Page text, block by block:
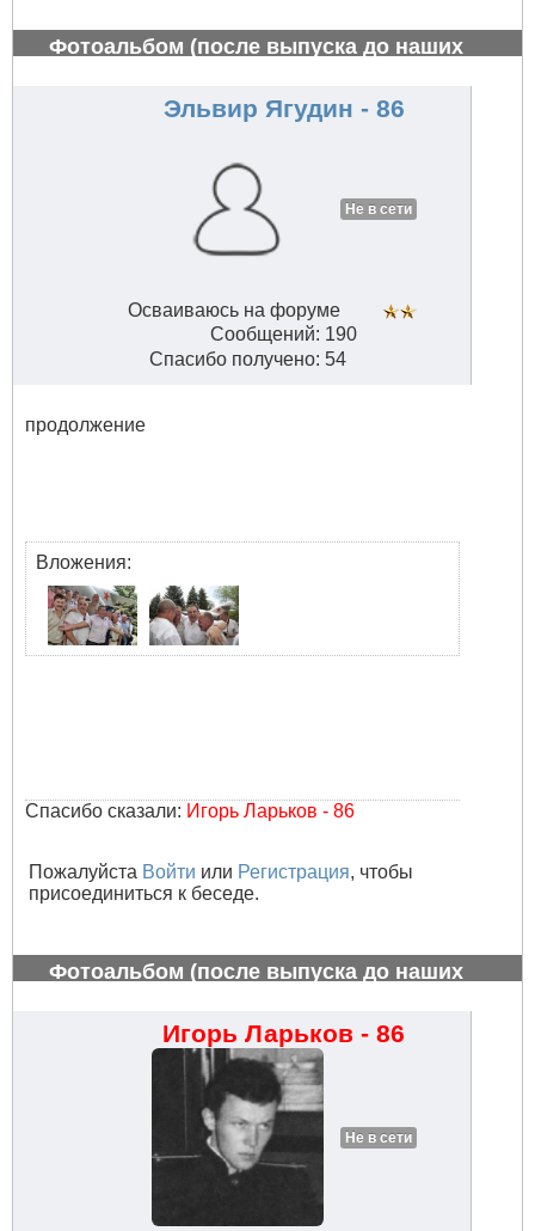
Фотоальбом (после выпуска до наших
Эльвир Ягудин - 86
Не в сети
Осваиваюсь на форуме
Сообщений: 190
Спасибо получено: 54
продолжение
Вложения:
Спасибо сказали: Игорь Ларьков - 86
Пожалуйста Войти или Регистрация, чтобы
присоединиться к беседе.
Фотоальбом (после выпуска до наших
Игорь Ларьков - 86
Не в сети